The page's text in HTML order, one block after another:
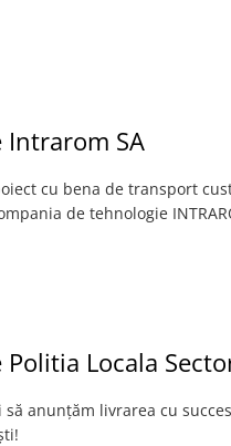
Intrarom SA
cu bena de transport
de tehnologie
Locala
anunțăm livrarea cu